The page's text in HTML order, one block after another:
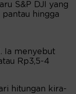
S&P DJI yang
hingga
Ia menyebut
Rp3,5-4
hitungan kira-